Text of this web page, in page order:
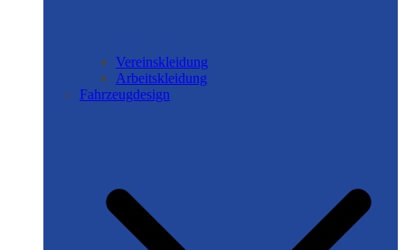
Vereinskleidung
Arbeitskleidung
Fahrzeugdesign